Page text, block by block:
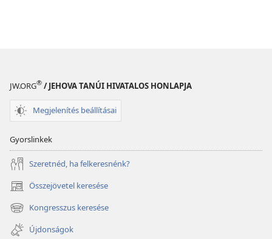
JW.ORG® / JEHOVA TANÚI HIVATALOS HONLAPJA
Megjelenítés beállításai
Gyorslinkek
Szeretnéd, ha felkeresnénk?
Összejövetel keresése
(opens
new
window)
Kongresszus keresése
(opens
new
window)
Újdonságok